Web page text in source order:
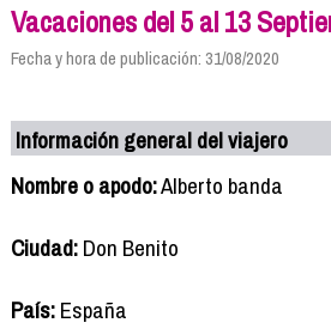
Vacaciones del 5 al 13
Fecha y hora de publicación: 31/08/2020
Información general del viajero
Nombre o apodo:Alberto banda
Ciudad:Don Benito
País:España